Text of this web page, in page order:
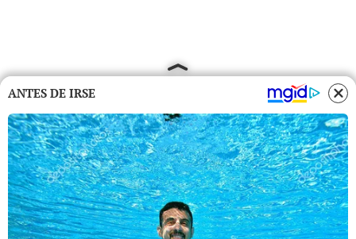
ANTES DE IRSE